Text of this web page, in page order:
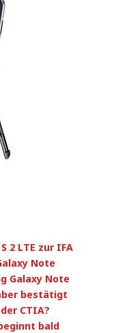
2 LTE zur IFA
Note
Galaxy Note
bestätigt
CTIA?
bald